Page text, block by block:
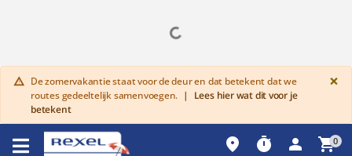
warning De zomervakantie staat voor de deur en dat betekent dat we
routes gedeeltelijk samenvoegen. |
Lees hier wat dit voor je
betekent
×
place timer person shopping_cart0